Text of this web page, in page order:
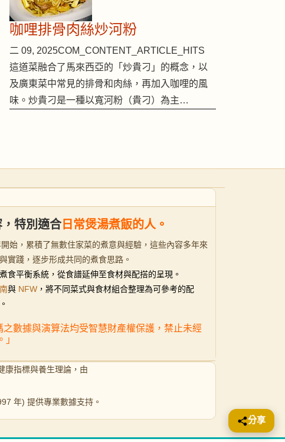
咖哩排骨肉絲炒河粉
二 09, 2025COM_CONTENT_ARTICLE_HITS
這道菜融合了馬來西亞的「炒貴刁」的概念，以
及廣東菜中常見的排骨和肉絲，再加入咖哩的風
味。炒貴刁是一種以寬河粉（貴刁）為主…
，特別適合 日常煲湯煮飯的人。
始，累積了無數住家菜的煮意與經驗，這些內容多年來
實踐，逐步形成共同的煮食思路。
食平衡系統，從食譜延伸至食材與配搭的呈現。
與 NFW ，將不同菜式與食材組合整理為可參考的配
之數據與演算法均受智慧財產權保護，禁止未經
康指標與養生理論，由
年) 提供專業數據支持。
分享